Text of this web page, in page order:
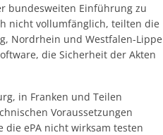
bundesweiten Einführung zu
nicht vollumfänglich, teilten die
Nordrhein und Westfalen-Lippe
die Sicherheit der Akten
in Franken und Teilen
Voraussetzungen
die ePA nicht wirksam testen